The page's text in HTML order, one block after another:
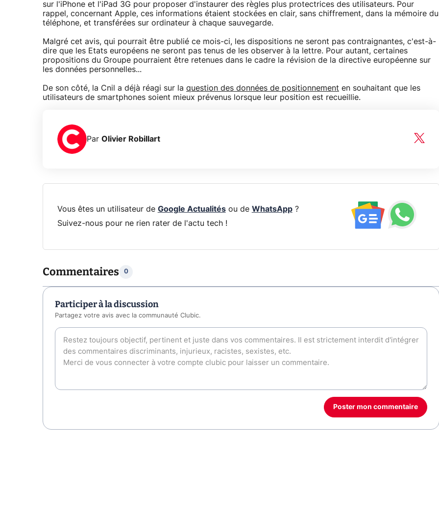
sur l'iPhone et l'iPad 3G pour proposer d'instaurer des règles plus protectrices des utilisateurs. Pour
rappel, concernant Apple, ces informations étaient stockées en clair, sans chiffrement, dans la mémoire du
téléphone, et transférées sur ordinateur à chaque sauvegarde.
Malgré cet avis, qui pourrait être publié ce mois-ci, les dispositions ne seront pas contraignantes, c'est-à-
dire que les Etats européens ne seront pas tenus de les observer à la lettre. Pour autant, certaines
propositions du Groupe pourraient être retenues dans le cadre la révision de la directive européenne sur
les données personnelles...
De son côté, la Cnil a déjà réagi sur la question des données de positionnement en souhaitant que les
utilisateurs de smartphones soient mieux prévenus lorsque leur position est recueillie.
Par Olivier Robillart
Vous êtes un utilisateur de Google Actualitésou de WhatsApp?
Suivez-nous pour ne rien rater de l'actu tech !
Commentaires 0
Participer à la discussion
Partagez votre avis avec la communauté Clubic.
Poster mon commentaire